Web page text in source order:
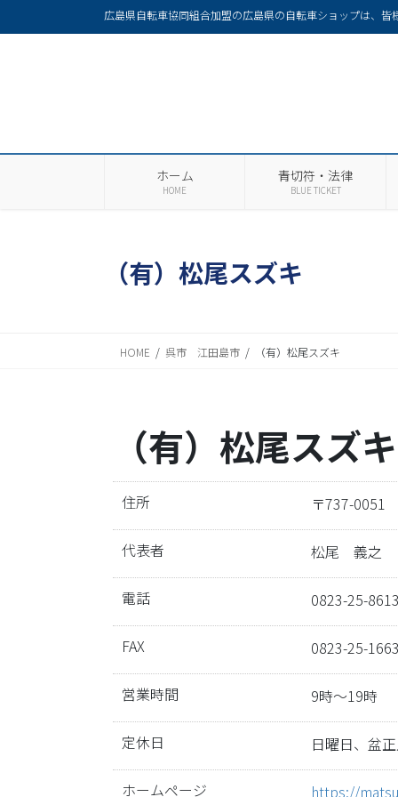
広島県自転車協同組合加盟の広島県の自転車ショップは、皆
ホーム
HOME
青切符・法律
BLUE TICKET
（有）松尾スズキ
HOME 呉市 江田島市 （有）松尾スズキ
（有）松尾スズキ
住所 〒737-0051
代表者 松尾 義之
電話 0823-25-
FAX 0823-25-
営業時間 9時～19時
定休日 日曜日、盆
ホームページ https://